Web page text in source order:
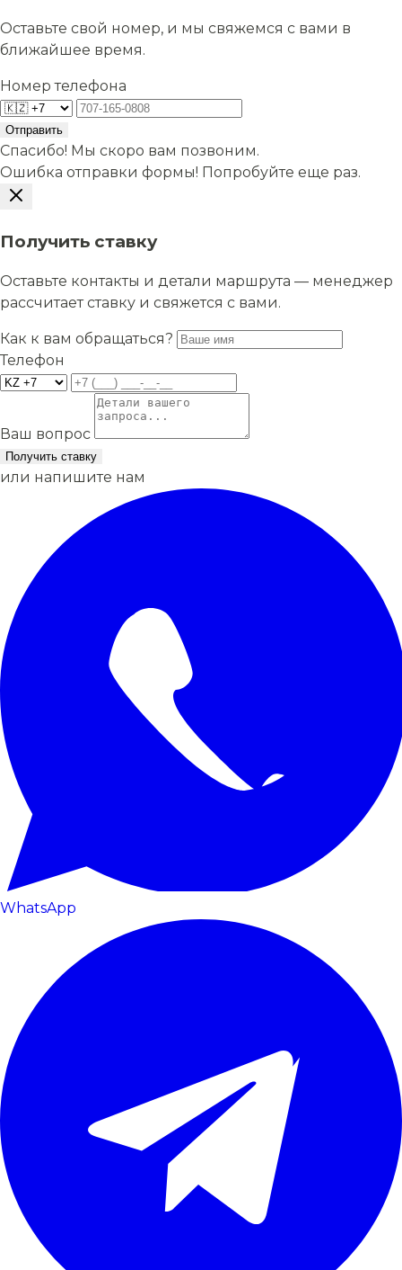
Оставьте свой номер, и мы свяжемся с вами в
ближайшее время.
Номер телефона
Отправить
Спасибо! Мы скоро вам позвоним.
Ошибка отправки формы! Попробуйте еще раз.
Получить ставку
Оставьте контакты и детали маршрута — менеджер
рассчитает ставку и свяжется с вами.
Как к вам обращаться?
Телефон
Ваш вопрос
Получить ставку
или напишите нам
WhatsApp